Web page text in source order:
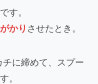
す。
かり させたとき。
に締めて、スプー
。